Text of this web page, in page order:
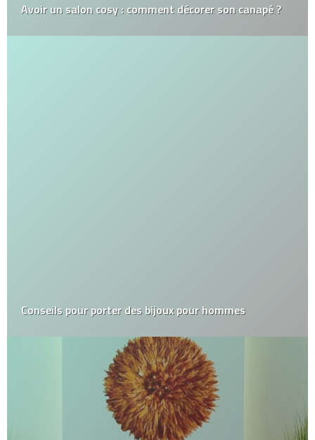
Avoir un salon cosy : comment décorer son canapé ?
Conseils pour porter des bijoux pour hommes